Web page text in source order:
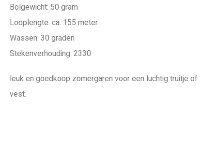
Bolgewicht: 50 gram
Looplengte: ca. 155 meter
Wassen: 30 graden
Stekenverhouding: 2330
leuk en goedkoop zomergaren voor een luchtig truitje of
vest.